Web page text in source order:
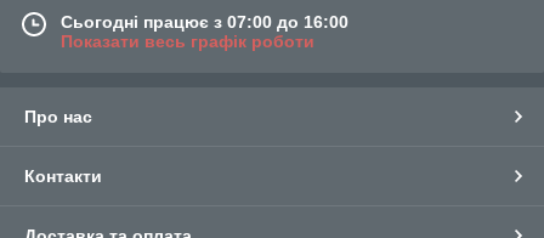
Сьогодні працює з 07:00 до 16:00
Показати весь графік роботи
Про нас
Контакти